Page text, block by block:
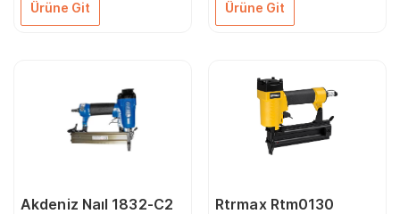
Ürüne Git Ürüne Git
Akdeniz Naıl 1832-C2
Rtrmax Rtm0130